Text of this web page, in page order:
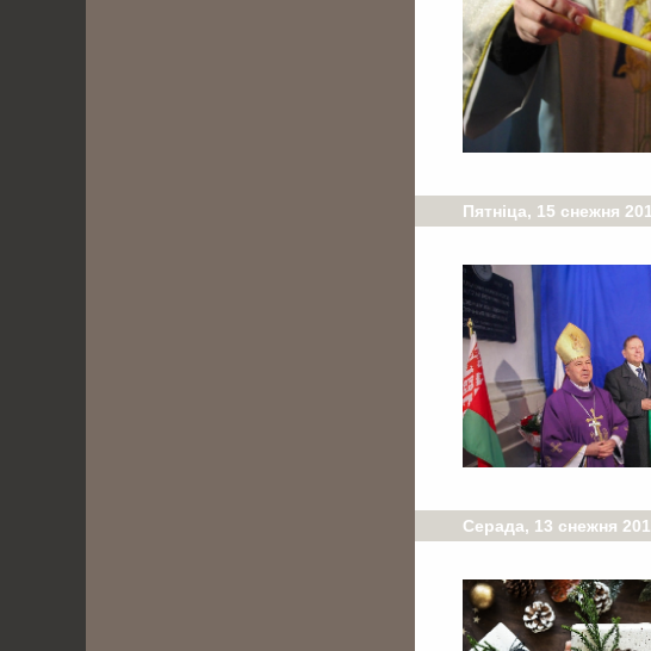
Пятніца, 15 снежня
Серада, 13 снежня